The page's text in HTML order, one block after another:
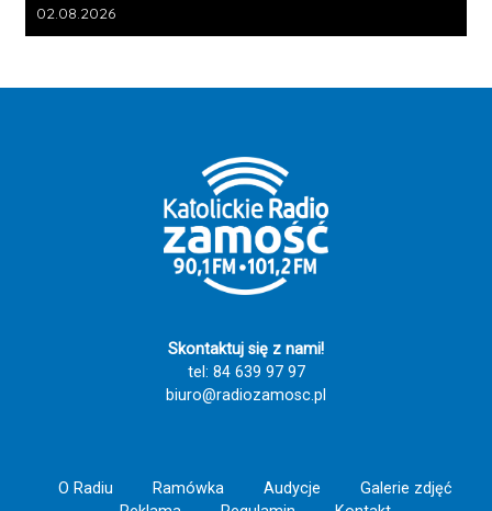
Data dodania galerii:
02.08.2026
Skontaktuj się z nami!
tel: 84 639 97 97
biuro@radiozamosc.pl
O Radiu Ramówka Audycje
Galerie zdjęć